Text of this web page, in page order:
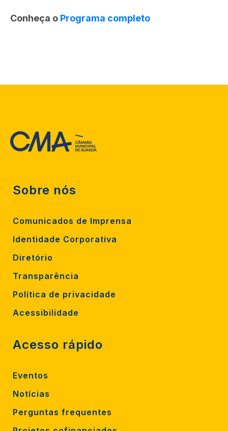
Conheça o Programa completo
Sobre nós
Comunicados de Imprensa
Identidade Corporativa
Diretório
Transparência
Política de privacidade
Acessibilidade
Acesso rápido
Eventos
Notícias
Perguntas frequentes